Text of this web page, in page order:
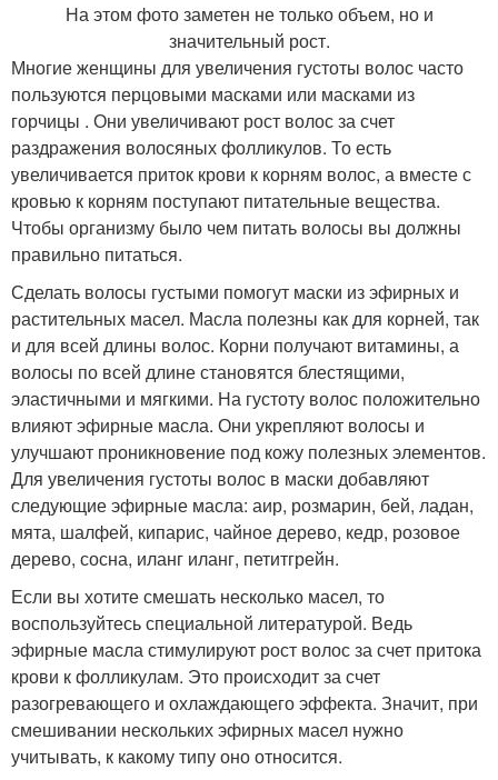
На этом фото заметен не только объем, но и
значительный рост.
Многие женщины для увеличения густоты волос часто
пользуются перцовыми масками или масками из
горчицы . Они увеличивают рост волос за счет
раздражения волосяных фолликулов. То есть
увеличивается приток крови к корням волос, а вместе с
кровью к корням поступают питательные вещества.
Чтобы организму было чем питать волосы вы должны
правильно питаться.
Сделать волосы густыми помогут маски из эфирных и
растительных масел. Масла полезны как для корней, так
и для всей длины волос. Корни получают витамины, а
волосы по всей длине становятся блестящими,
эластичными и мягкими. На густоту волос положительно
влияют эфирные масла. Они укрепляют волосы и
улучшают проникновение под кожу полезных элементов.
Для увеличения густоты волос в маски добавляют
следующие эфирные масла: аир, розмарин, бей, ладан,
мята, шалфей, кипарис, чайное дерево, кедр, розовое
дерево, сосна, иланг иланг, петитгрейн.
Если вы хотите смешать несколько масел, то
воспользуйтесь специальной литературой. Ведь
эфирные масла стимулируют рост волос за счет притока
крови к фолликулам. Это происходит за счет
разогревающего и охлаждающего эффекта. Значит, при
смешивании нескольких эфирных масел нужно
учитывать, к какому типу оно относится.